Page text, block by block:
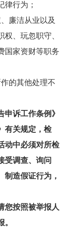
律行为；
廉洁从业以及
、玩忽职守、
国家资财等职务
的其他处理不
诉工作条例》
有关规定，检
动中必须对所检
受调查、询问
制造假证行为，
您按照被举报人